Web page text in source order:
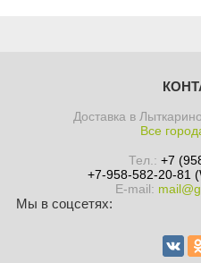
Доставка в
Все
Тел.: +7
+7-958-582-20-81
E-mail:
Мы в соцсетях: